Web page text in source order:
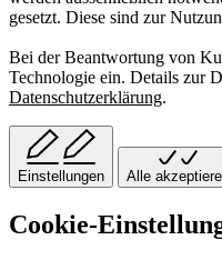
gesetzt. Diese sind zur
Bei der Beantwortung von
Technologie ein. Details zur
Datenschutzerklärung.
Einstellungen Alle
Cookie-